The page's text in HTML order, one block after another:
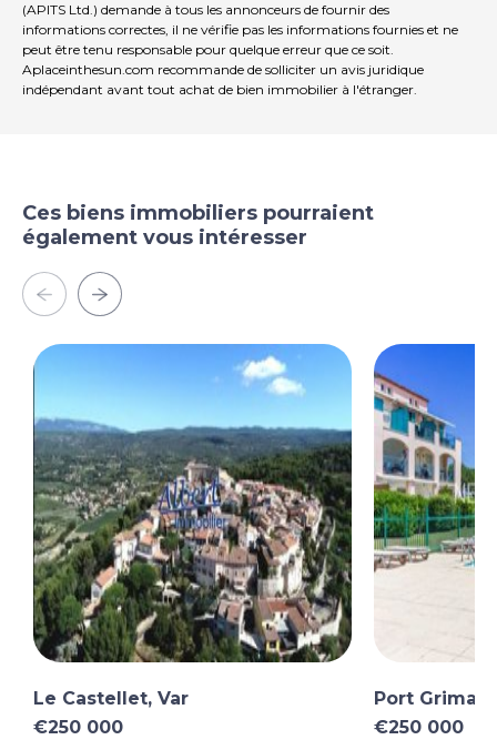
(APITS Ltd.) demande à tous les annonceurs de fournir des
informations correctes, il ne vérifie pas les informations fournies et ne
peut être tenu responsable pour quelque erreur que ce soit.
Aplaceinthesun.com recommande de solliciter un avis juridique
indépendant avant tout achat de bien immobilier à l'étranger.
Ces biens immobiliers pourraient
également vous intéresser
Le Castellet, Var
€250 000
Port
€250 000